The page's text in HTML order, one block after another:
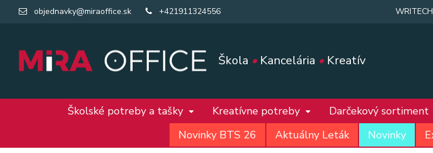
Škola •Kancelária •Kreatív
objednavky@miraoffice.sk +421911324556 WRITECH
Školské potreby a tašky Kreatívne potreby Darčekový sortiment
Novinky BTS 26
Aktuálny Leták Novinky